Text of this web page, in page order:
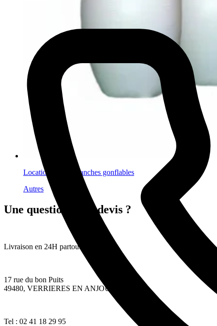
Location quilles blanches gonflables
Autres
Une question ? Un devis ?
Livraison en 24H partout en France
17 rue du bon Puits
49480, VERRIERES EN ANJOU
Tel : 02 41 18 29 95